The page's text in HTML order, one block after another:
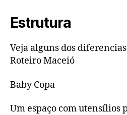
Estrutura
Veja alguns dos
Roteiro Maceió
Baby Copa
Um espaço com utensílios